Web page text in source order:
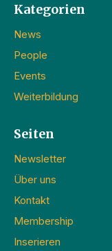
Kategorien
News
People
Events
Weiterbildung
Seiten
Newsletter
Über uns
Kontakt
Membership
Inserieren